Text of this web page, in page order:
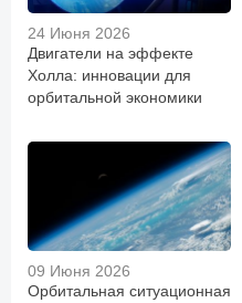
24 Июня 2026
Двигатели на эффекте
Холла: инновации для
орбитальной экономики
09 Июня 2026
Орбитальная ситуационная